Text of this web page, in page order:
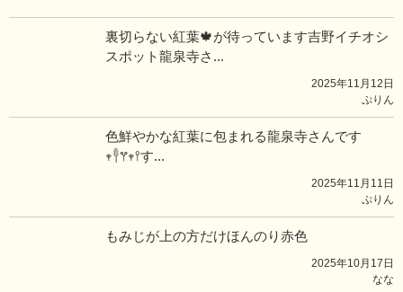
裏切らない紅葉🍁が待っています吉野イチオシ
スポット龍泉寺さ...
2025年11月12日
ぷりん
色鮮やかな紅葉に包まれる龍泉寺さんです
𖥧𓇣𖦥𖥧𖥣す...
2025年11月11日
ぷりん
もみじが上の方だけほんのり赤色
2025年10月17日
なな